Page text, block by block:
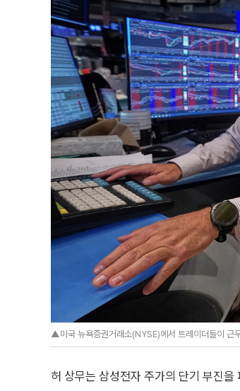
▲미국 뉴욕증권거래소(NYSE)에서 트레이더들이 근
허 상무는 삼성전자 주가의 단기 부진